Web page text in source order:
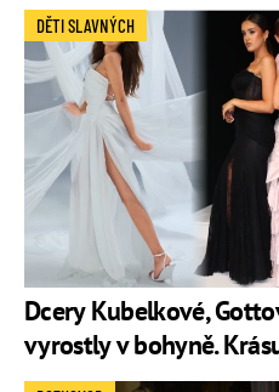
Dcery Kubelkové,
vyrostly v bohyně.
DĚTI SLAVNÝCH